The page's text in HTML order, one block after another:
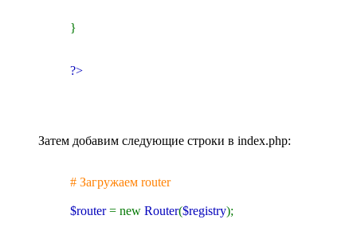
}
?>
Затем добавим следующие строки в index.php:
# Загружаем router
$router= new Router($registry);